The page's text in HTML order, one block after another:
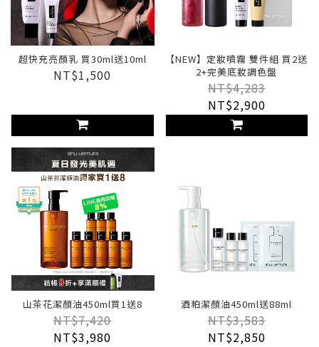
超快充亮顏乳 買30ml送10ml
NT$1,500
【NEW】定妝噴霧 雙件組 買2送
2+完美底妝調色盤
NT$4,283
NT$2,900
山茶花潔顏油450ml買1送8
NT$7,420
NT$3,980
酒粕潔顏油450ml送88ml
NT$3,583
NT$2,850